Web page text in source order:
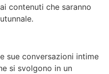
contenuti che saranno
sue conversazioni intime
si svolgono in un